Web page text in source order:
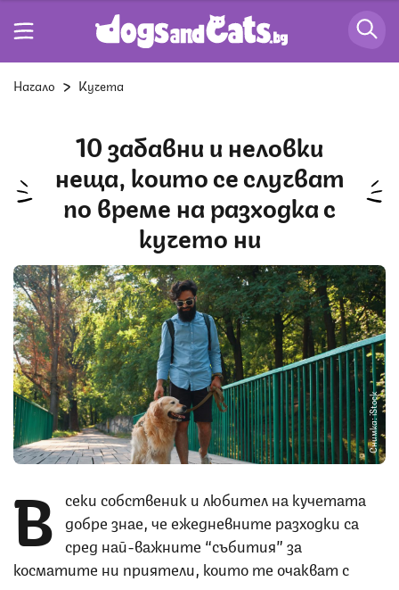
Начало Кучета
10 забавни и неловки
неща, които се случват
по време на разходка с
кучето ни
Снимка: iStock
В секи собственик и любител на кучетата
добре знае, че ежедневните разходки са
сред най-важните “събития” за
косматите ни приятели, които те очакват с